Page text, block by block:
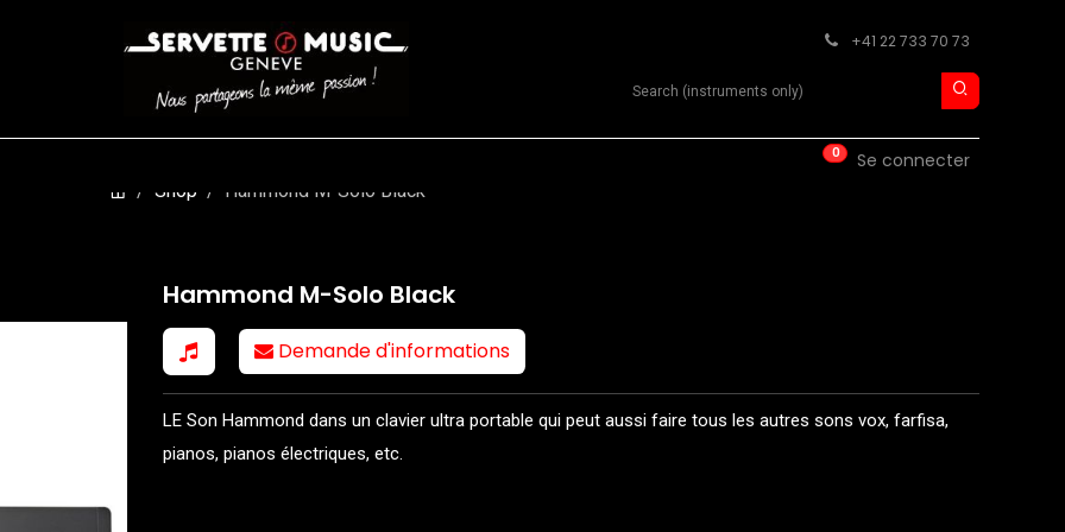
+41 22 733 70 73
Search product
0 Se connecter
Shop Hammond M-Solo Black
Hammond M-Solo Black
Demande d'informations
LE Son Hammond dans un clavier ultra portable qui peut aussi faire tous les autres sons vox, farfisa,
pianos, pianos électriques, etc.